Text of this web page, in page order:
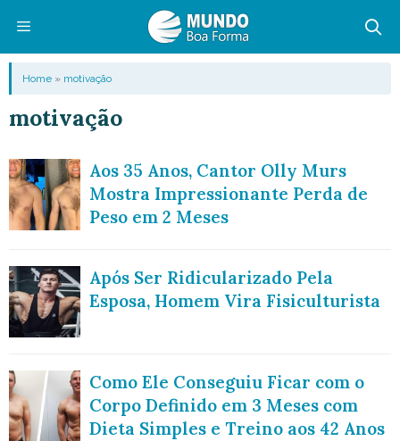
conteúdo
Menu
Home » motivação
motivação
Aos 35 Anos, Cantor Olly Murs
Mostra Impressionante Perda de
Peso em 2 Meses
Após Ser Ridicularizado Pela
Esposa, Homem Vira Fisiculturista
Como Ele Conseguiu Ficar com o
Corpo Definido em 3 Meses com
Dieta Simples e Treino aos 42 Anos